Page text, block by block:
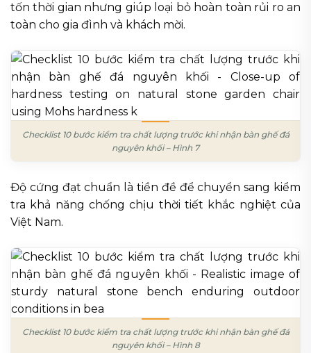
tốn thời gian nhưng giúp loại bỏ hoàn toàn rủi ro an
toàn cho gia đình và khách mời.
Checklist 10 bước kiểm tra chất lượng trước khi nhận bàn ghế đá
nguyên khối – Hình 7
Độ cứng đạt chuẩn là tiền đề để chuyển sang kiểm
tra khả năng chống chịu thời tiết khắc nghiệt của
Việt Nam.
Checklist 10 bước kiểm tra chất lượng trước khi nhận bàn ghế đá
nguyên khối – Hình 8